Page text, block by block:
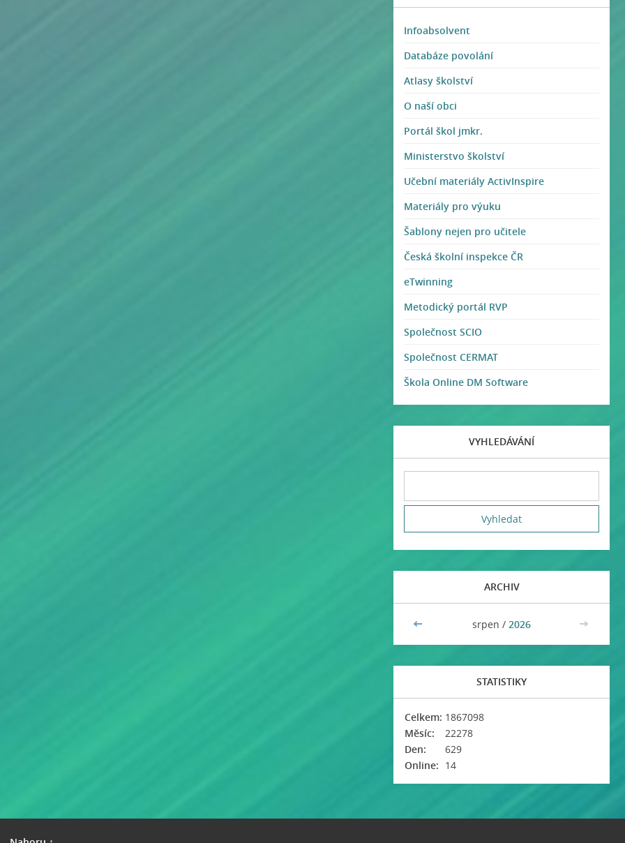
Infoabsolvent
Databáze povolání
Atlasy školství
O naší obci
Portál škol jmkr.
Ministerstvo školství
Učební materiály ActivInspire
Materiály pro výuku
Šablony nejen pro učitele
Česká školní inspekce ČR
eTwinning
Metodický portál RVP
Společnost SCIO
Společnost CERMAT
Škola Online DM Software
VYHLEDÁVÁNÍ
ARCHIV
<< srpen / 2026 >>
STATISTIKY
Online: 14
Celkem: 1867098
Měsíc:
22278
Den:
629